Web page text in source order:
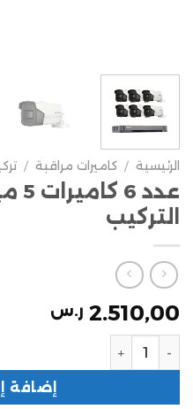
الرئيسية / كاميرات مراقبة /
التركيب
2.510,00 ر.س
إضافة